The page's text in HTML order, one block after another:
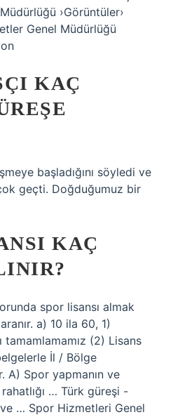
›Görüntüler›
Genel Müdürlüğü
KAÇ
başladığını söyledi ve
geçti. Doğduğumuz bir
KAÇ
spor lisansı almak
a) 10 ila 60, 1)
tamamlamamız (2) Lisans
İl / Bölge
A) Spor yapmanın ve
rahatlığı … Türk güreşi -
… Spor Hizmetleri Genel